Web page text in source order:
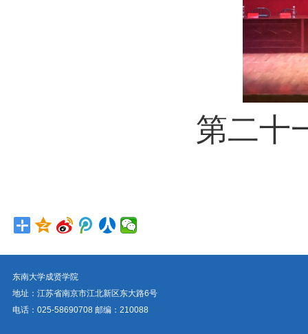
第二十
东南大学成贤学院
地址：江苏省南京市江北新区东大路6号
电话：025-58690708 邮编：210088